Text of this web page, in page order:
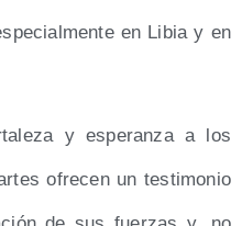
en Libia y en
y espe­ran­za a los
ofre­cen un tes­ti­mo­nio